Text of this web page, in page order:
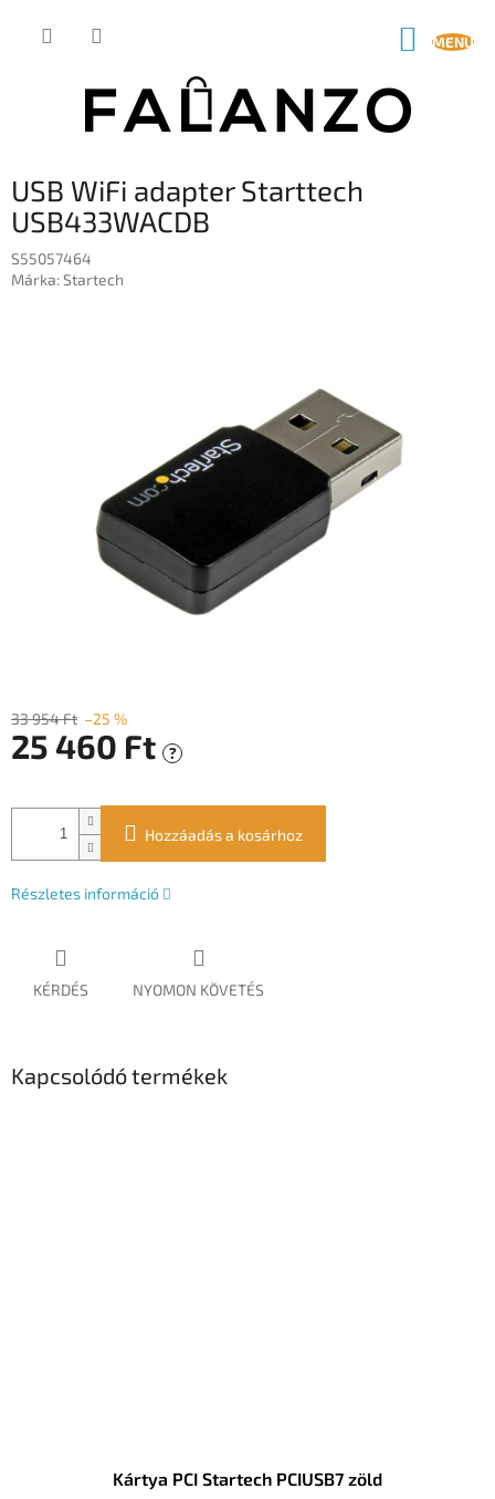
KOSÁR
USB WiFi adapter Starttech
USB433WACDB
S55057464
Márka:Startech
33 954 Ft –25 %
25 460 Ft ?
Hozzáadás a kosárhoz
Részletes információ
KÉRDÉS NYOMON KÖVETÉS
Kapcsolódó termékek
Kártya PCI Startech PCIUSB7 zöld